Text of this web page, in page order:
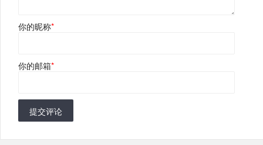
你的昵称*
你的邮箱*
提交评论